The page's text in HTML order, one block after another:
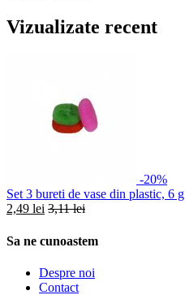
Vizualizate recent
-20%
Set 3 bureti de vase din plastic, 6 g
2,49 lei 3,11 lei
Sa ne cunoastem
Despre noi
Contact